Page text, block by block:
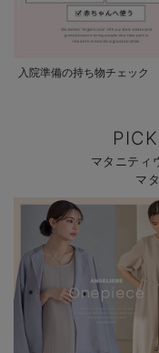
入院準備の持ち物チェック
マタニティ
マ